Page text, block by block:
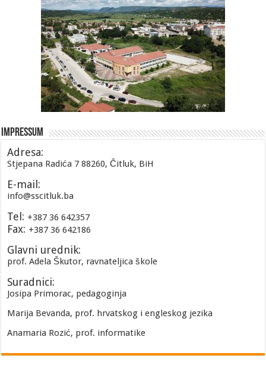
Impressum
Adresa:
Stjepana Radića 7 88260, Čitluk, BiH
E-mail:
info@sscitluk.ba
Tel: +387 36 642357
Fax: +387 36 642186
Glavni urednik:
prof. Adela Škutor, ravnateljica škole
Suradnici:
Josipa Primorac, pedagoginja
Marija Bevanda, prof. hrvatskog i engleskog jezika
Anamaria Rozić, prof. informatike